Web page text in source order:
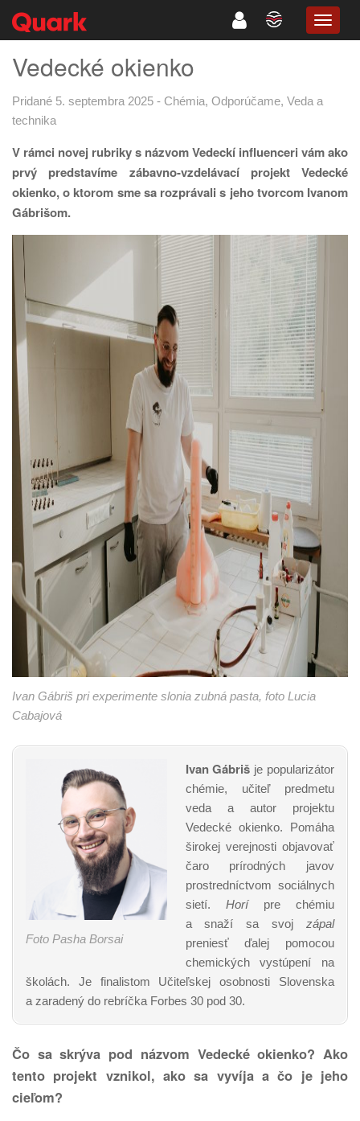
Vedecké okienko
Pridané 5. septembra 2025 - Chémia, Odporúčame, Veda a
technika
V rámci novej rubriky s názvom Vedeckí influenceri vám ako
prvý predstavíme zábavno-vzdelávací projekt Vedecké
okienko, o ktorom sme sa rozprávali s jeho tvorcom Ivanom
Gábrišom.
Ivan Gábriš pri experimente slonia zubná pasta, foto Lucia
Cabajová
Foto Pasha Borsai
Ivan Gábriš je popularizátor
chémie, učiteľ predmetu
veda a autor projektu
Vedecké okienko. Pomáha
širokej verejnosti objavovať
čaro prírodných javov
prostredníctvom sociálnych
sietí. Horípre chémiu
a snaží sa svoj zápal
preniesť ďalej pomocou
chemických vystúpení na
školách. Je finalistom Učiteľskej osobnosti Slovenska
a zaradený do rebríčka Forbes 30 pod 30.
Čo sa skrýva pod názvom Vedecké okienko? Ako
tento projekt vznikol, ako sa vyvíja a čo je jeho
cieľom?